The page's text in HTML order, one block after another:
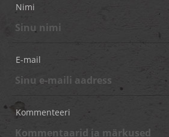
Nimi
E-mail
Kommenteeri